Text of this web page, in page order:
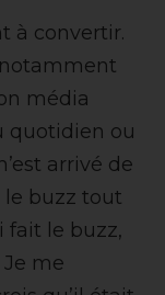
à convertir.
média
quotidien ou
arrivé de
le buzz tout
fait le buzz,
me